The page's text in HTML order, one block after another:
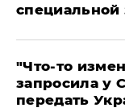
​"Что-то
запросила у
передать